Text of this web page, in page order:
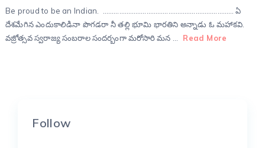
Be proud to be an Indian. ……………………………………………………………… ఏ
దేశమేగిన ఎందుకాలిడినా పొగడరా నీ తల్లి భూమి భారతిని అన్నాడు ఓ మహాకవి.
వజ్రోత్సవ స్వరాజ్య సంబరాల సందర్బంగా మరోసారి మన …
Read More
Follow